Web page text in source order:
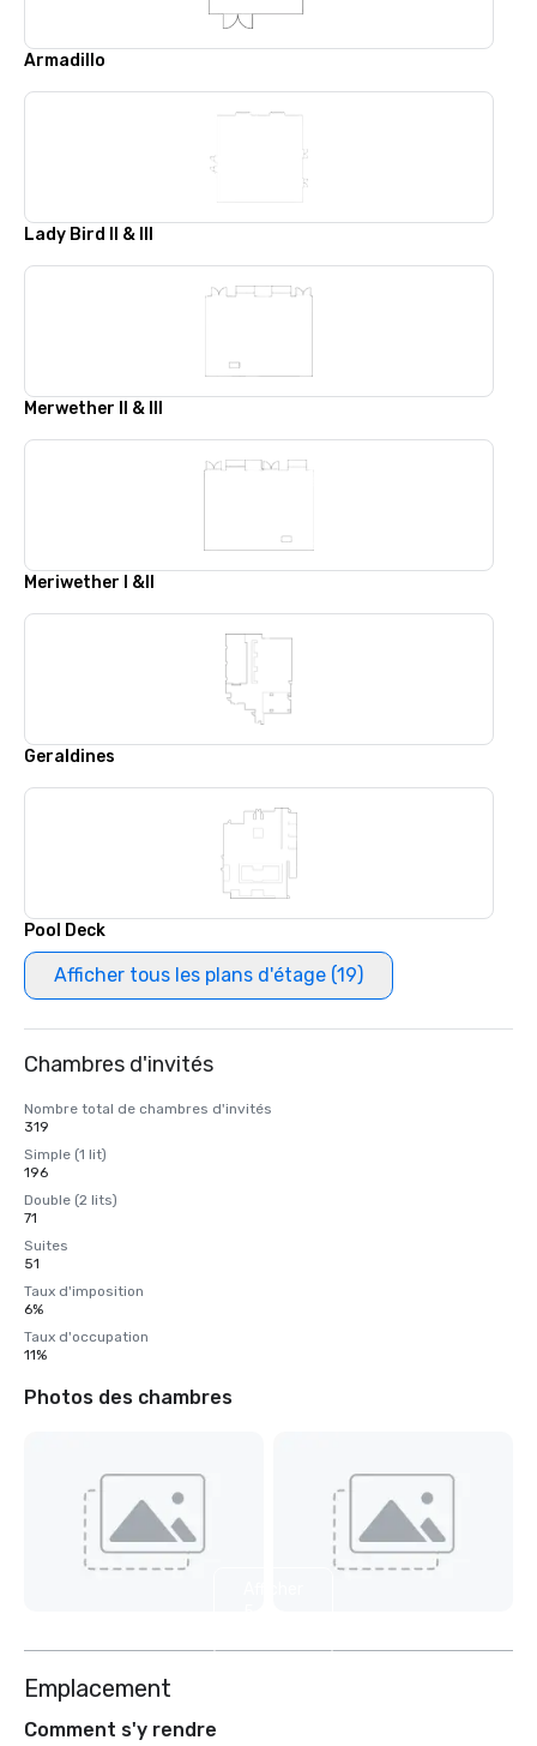
Armadillo
Lady Bird II & III
Merwether II & III
Meriwether I &II
Geraldines
Pool Deck
Afficher tous les plans d'étage (19)
Chambres d'invités
Nombre total de chambres d'invités
319
Simple (1 lit)
196
Double (2 lits)
71
Suites
51
Taux d'imposition
6%
Taux d'occupation
11%
Photos des chambres
Emplacement
Comment s'y rendre